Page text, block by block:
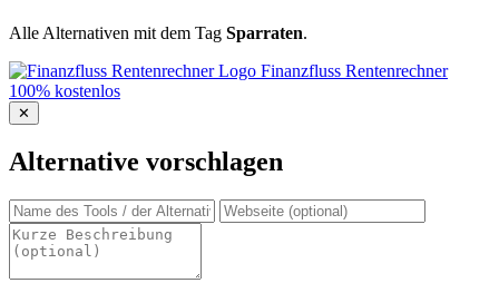
Alle Alternativen mit dem Tag Sparraten.
Finanzfluss Rentenrechner
100% kostenlos
✕
Alternative vorschlagen